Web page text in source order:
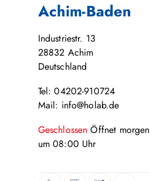
Achim-Baden
Industriestr. 13
28832 Achim
Deutschland
Tel: 04202-910724
Mail: info@holab.de
GeschlossenÖffnet morgen
um08:00 Uhr